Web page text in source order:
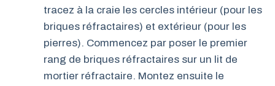
tracez à la craie les cercles intérieur (pour les
briques réfractaires) et extérieur (pour les
pierres). Commencez par poser le premier
rang de briques réfractaires sur un lit de
mortier réfractaire. Montez ensuite le